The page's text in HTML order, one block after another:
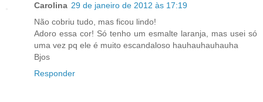
Carolina 29 de janeiro de 2012 às 17:19
Não cobriu tudo, mas ficou lindo!
Adoro essa cor! Só tenho um esmalte laranja, mas usei só
uma vez pq ele é muito escandaloso hauhauhauhauha
Bjos
Responder